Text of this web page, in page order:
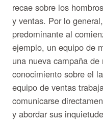
recae sobre los
y ventas. Por lo
predominante al
ejemplo, un equipo de
una nueva campaña
conocimiento sobre el
equipo de ventas
comunicarse
y abordar sus